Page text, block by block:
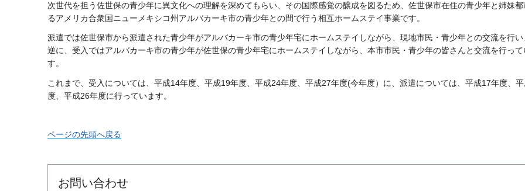
次世代を担う佐世保の青少年に異文化への理解を深めてもらい、その国際感覚の醸成を図るため、佐世保市在住の青少年と姉妹
るアメリカ合衆国ニューメキシコ州アルバカーキ市の青少年との間で行う相互ホームステイ事業です。
派遣では佐世保市から派遣された青少年がアルバカーキ市の青少年宅にホームステイしながら、現地市民・青少年との交流を行
逆に、受入ではアルバカーキ市の青少年が佐世保の青少年宅にホームステイしながら、本市市民・青少年の皆さんと交流を行って
す。
これまで、受入については、平成14年度、平成19年度、平成24年度、平成27年度(今年度）に、派遣については、平成17年度、
度、平成26年度に行っています。
ページの先頭へ戻る
お問い合わせ